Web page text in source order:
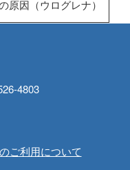
原因（ウログレナ）
4803
ご利用について